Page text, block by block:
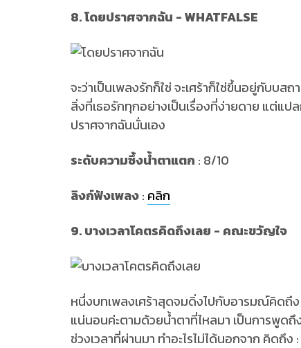
8. โดยปราศจากฉัน - WHATFALSE
จะว่าเป็นเพลงรักก็ใช่ จะเศร้าก็ใช่ขึ้นอยู่กับบ
สิ่งที่เธอรักทุกอย่างเป็นเรื่องที่ง่ายดาย แต่แป
ปราศจากฉันนั่นเอง
ระดับความซึ้งน้ำตาแตก : 8/10
ลิงก์ฟังเพลง: คลิก
9. บางเวลาโคตรคิดถึงเลย - คณะขวัญใจ
หนึ่งบทเพลงเศร้าสุดจมดิ่งไปกับอารมณ์คิดถึง
แน่นอนค่ะตามด้วยน้ำตาที่ไหลมา เป็นการพูดถึ
ช่วงเวลาที่ผ่านมา ทำอะไรไม่ได้นอกจาก คิดถึง